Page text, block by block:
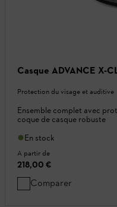
Casque ADVANCE X-
Protection du visage et auditive
Ensemble complet avec
coque de casque robuste
En stock
A partir de
218,00 €
Comparer